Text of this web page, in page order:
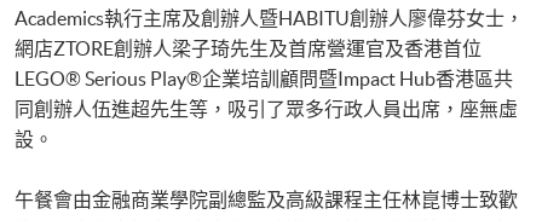
Academics執行主席及創辦人暨HABITU創辦人廖偉芬女士，
網店ZTORE創辦人梁子琦先生及首席營運官及香港首位
LEGO® Serious Play®企業培訓顧問暨Impact Hub香港區共
同創辦人伍進超先生等，吸引了眾多行政人員出席，座無虛
設。
午餐會由金融商業學院副總監及高級課程主任林崑博士致歡